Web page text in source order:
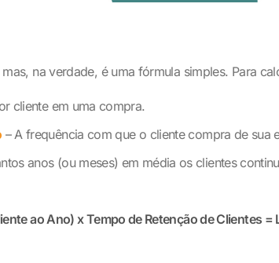
na verdade, é uma fórmula simples. Para
cliente em uma compra.
– A frequência com que o cliente compra de sua
anos (ou meses) em média os clientes
ao Ano) x Tempo de Retenção de Clientes =